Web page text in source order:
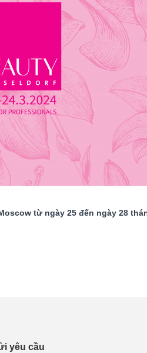
từ ngày 25 đến ngày 28
yêu cầu